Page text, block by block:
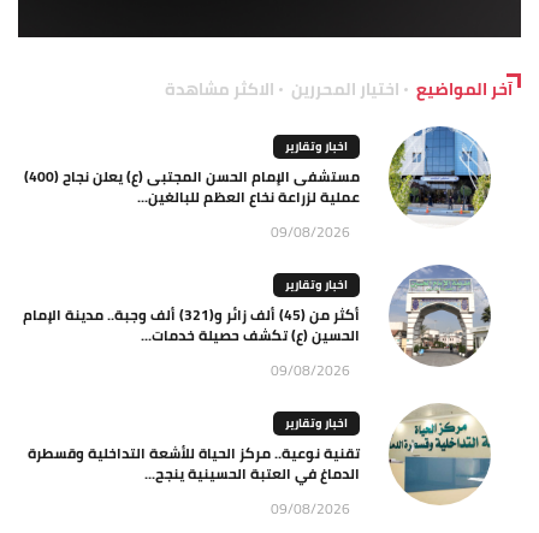
آخر المواضيع اختيار المحررين الاكثر مشاهدة
اخبار وتقارير
مستشفى الإمام الحسن المجتبى (ع) يعلن نجاح (400)
عملية لزراعة نخاع العظم للبالغين...
09/08/2026
اخبار وتقارير
أكثر من (45) ألف زائر و(321) ألف وجبة.. مدينة الإمام
الحسين (ع) تكشف حصيلة خدمات...
09/08/2026
اخبار وتقارير
تقنية نوعية.. مركز الحياة للأشعة التداخلية وقسطرة
الدماغ في العتبة الحسينية ينجح...
09/08/2026